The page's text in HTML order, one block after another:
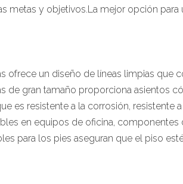
metas y objetivos.La mejor opción
ofrece un diseño de líneas limpias que
de gran tamaño proporciona asientos
es resistente a la corrosión,
en equipos de oficina,
para los pies aseguran que el piso